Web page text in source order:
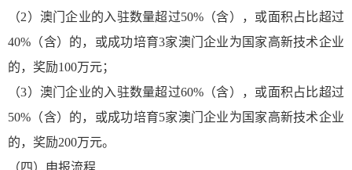
（2）澳门企业的入驻数量超过50%（含），或面积占比超过
40%（含）的，或成功培育3家澳门企业为国家高新技术企业
的，奖励100万元；
（3）澳门企业的入驻数量超过60%（含），或面积占比超过
50%（含）的，或成功培育5家澳门企业为国家高新技术企业
的，奖励200万元。